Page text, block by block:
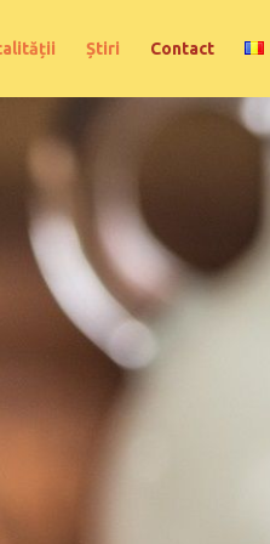
Știri Contact